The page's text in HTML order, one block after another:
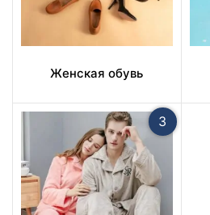
Женская обувь
3